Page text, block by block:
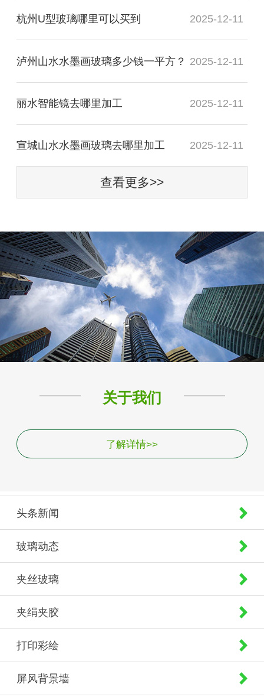
杭州U型玻璃哪里可以买到 2025-12-11
泸州山水水墨画玻璃多少钱一平方？ 2025-12-11
丽水智能镜去哪里加工 2025-12-11
宣城山水水墨画玻璃去哪里加工 2025-12-11
查看更多>>
关于我们
了解详情>>
头条新闻
玻璃动态
夹丝玻璃
夹绢夹胶
打印彩绘
屏风背景墙